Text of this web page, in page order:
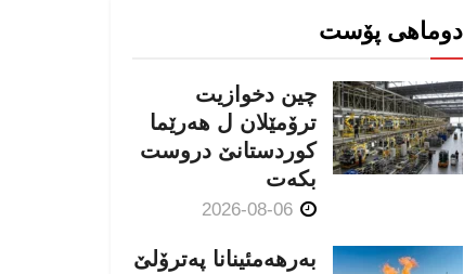
دوماهی پۆست
چین دخوازیت
ترۆمێلان ل هەرێما
كوردستانێ دروست
بكەت
بەرهەمئینانا په‌ترۆلێ